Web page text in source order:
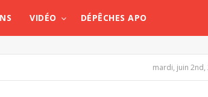
VIDÉO DÉPÊCHES APO
mardi, juin 2nd,